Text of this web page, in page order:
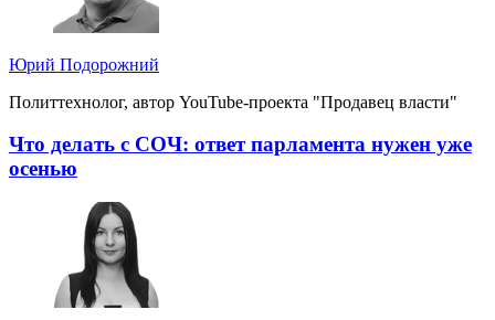
Юрий Подорожний
Политтехнолог, автор YouTube-проекта "Продавец власти"
Что делать с СОЧ: ответ парламента нужен уже
осенью